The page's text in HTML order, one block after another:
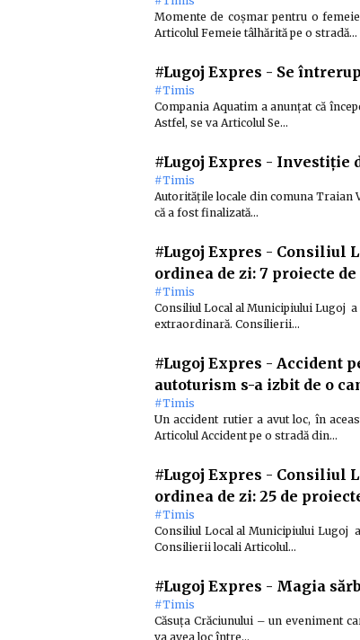
Momente de coșmar pentru o
Articolul Femeie tâlhărită pe o stradă…
#Lugoj Expres - Se
#Timis
Compania Aquatim a anunțat că
Astfel, se va Articolul Se…
#Lugoj Expres - Investiție
#Timis
Autoritățile locale din comuna Traian
că a fost finalizată…
#Lugoj Expres - Consiliul
ordinea de zi: 7 proiecte
#Timis
Consiliul Local al Municipiului Lugoj
extraordinară. Consilierii…
#Lugoj Expres - Accident
autoturism s-a izbit de o
#Timis
Un accident rutier a avut loc, în
Articolul Accident pe o stradă din…
#Lugoj Expres - Consiliul
ordinea de zi: 25 de
#Timis
Consiliul Local al Municipiului Lugoj
Consilierii locali Articolul…
#Lugoj Expres - Magia
#Timis
Căsuța Crăciunului – un eveniment
va avea loc între…